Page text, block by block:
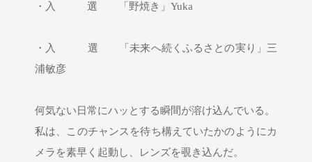
・入 選 「野焼き」Yuka
・入 選 「未来へ続くふるさとの実り」三
浦敏彦
何気ない日常にハッとする瞬間が溶け込んでいる。
私は、このチャンスを待ち構えていたかのようにカ
メラを素早く起動し、レンズを覗き込んだ。